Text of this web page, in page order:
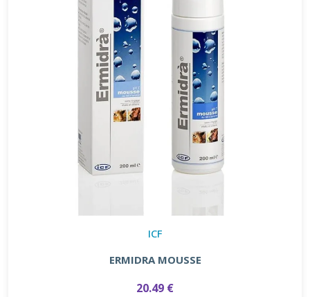
ICF
ERMIDRA MOUSSE
20.49 €